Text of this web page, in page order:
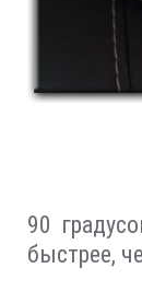
90
быстрее,